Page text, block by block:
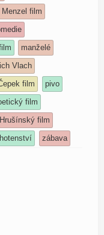
film
manželé
Vlach
film
pivo
film
film
zábava